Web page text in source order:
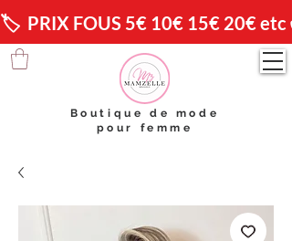
🏷️  PRIX FOUS 5€ 10€ 15€ 20€ etc
Boutique de mode
pour femme